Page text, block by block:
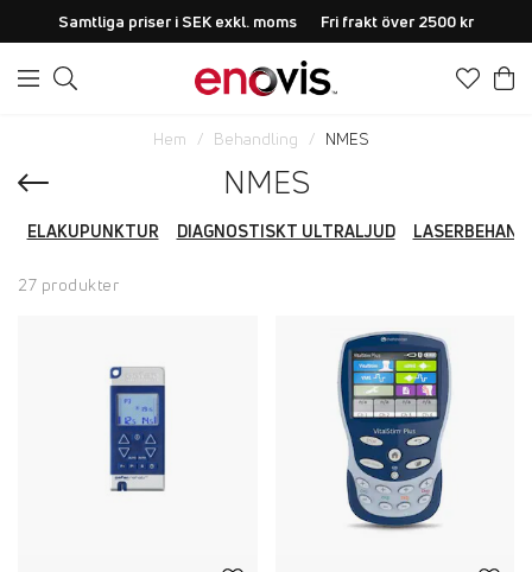
Samtliga priser i SEK exkl. moms Fri frakt över 2500 kr
Hem Behandling NMES
NMES
ELAKUPUNKTUR DIAGNOSTISKT ULTRALJUD
27 produkter